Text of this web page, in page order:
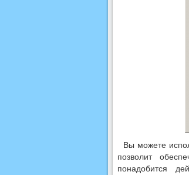
Вы можете
позволит
понадобится